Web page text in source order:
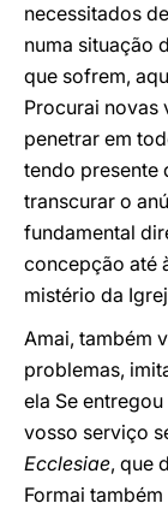
necessitados
numa situação
que sofrem,
Procurai novas
penetrar em
tendo presente
transcurar o
fundamental
concepção até
mistério da
Amai, também
problemas,
ela Se entregou
vosso serviço
Ecclesiae, que
Formai